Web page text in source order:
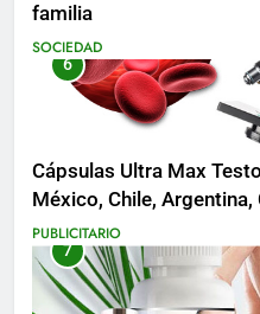
familia
SOCIEDAD
6
Cápsulas Ultra Max
México, Chile,
Costa Rica y Más
PUBLICITARIO
7